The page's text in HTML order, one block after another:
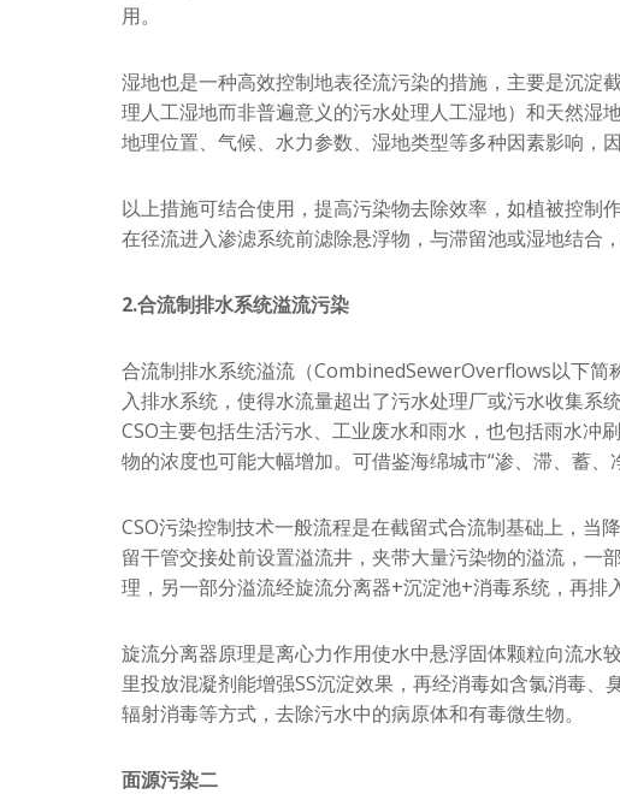
用。
湿地也是一种高效控制地表径流污染的措施，主要是沉淀
理人工湿地而非普遍意义的污水处理人工湿地）和天然湿
地理位置、气候、水力参数、湿地类型等多种因素影响，
以上措施可结合使用，提高污染物去除效率，如植被控制
在径流进入渗滤系统前滤除悬浮物，与滞留池或湿地结合
2.合流制排水系统溢流污染
合流制排水系统溢流（CombinedSewerOverflows以下简
入排水系统，使得水流量超出了污水处理厂或污水收集系
CSO主要包括生活污水、工业废水和雨水，也包括雨水冲
物的浓度也可能大幅增加。可借鉴海绵城市“渗、滞、蓄、
CSO污染控制技术一般流程是在截留式合流制基础上，当
留干管交接处前设置溢流井，夹带大量污染物的溢流，一
理，另一部分溢流经旋流分离器+沉淀池+消毒系统，再排
旋流分离器原理是离心力作用使水中悬浮固体颗粒向流水
里投放混凝剂能增强SS沉淀效果，再经消毒如含氯消毒
辐射消毒等方式，去除污水中的病原体和有毒微生物。
面源污染二